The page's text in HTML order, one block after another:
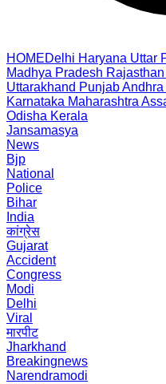
HOMEDelhi Haryana Uttar
Madhya Pradesh Rajasthan
Uttarakhand PunjabAndhra
Karnataka Maharashtra
Odisha Kerala
Jansamasya
News
Bjp
National
Police
Bihar
India
कांग्रेस
Gujarat
Accident
Congress
Modi
Delhi
Viral
मारपीट
Jharkhand
Breakingnews
Narendramodi